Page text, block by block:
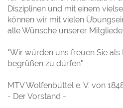
Disziplinen und mit einem
können wir mit vielen
alle Wünsche unserer
"Wir würden uns freuen Sie als
begrüßen zu dürfen"
MTV Wolfenbüttel e. V. von
- Der Vorstand -